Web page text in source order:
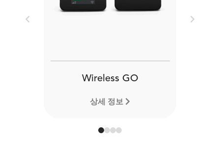
Wireless GO
상세 정보
Previous Next